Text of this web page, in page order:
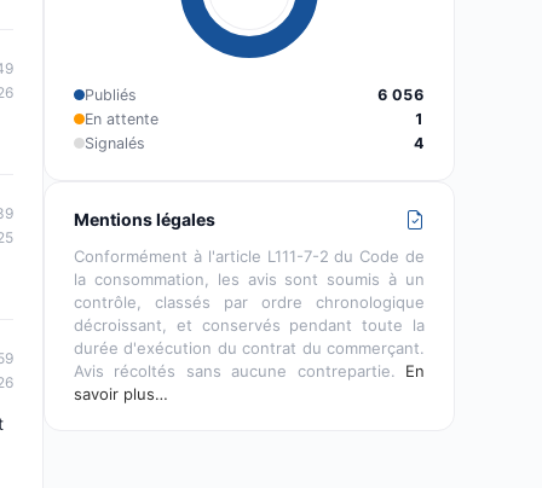
Publiés
6 056
En attente
1
Signalés
4
Mentions légales
Conformément à l'article L111-7-2 du Code de
la consommation, les avis sont soumis à un
contrôle, classés par ordre chronologique
décroissant, et conservés pendant toute la
durée d'exécution du contrat du commerçant.
Avis récoltés sans aucune contrepartie. En
savoir plus…